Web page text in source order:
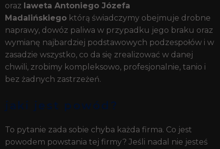
oraz laweta Antoniego Józefa
Madalińskiego którą świadczymy obejmuje drobne
naprawy, dowóz paliwa w przypadku jego braku oraz
wymianę najbardziej podstawowych podzespołów i w
zasadzie wszystko, co da się zrealizować w danej
chwili, zrobimy kompleksowo, profesjonalnie, tanio i
bez żadnych zastrzeżeń.
jaki jest powód?
To pytanie zada sobie chyba każda firma. Co jest
powodem powstania tej firmy? Jeśli nadal nie jesteś